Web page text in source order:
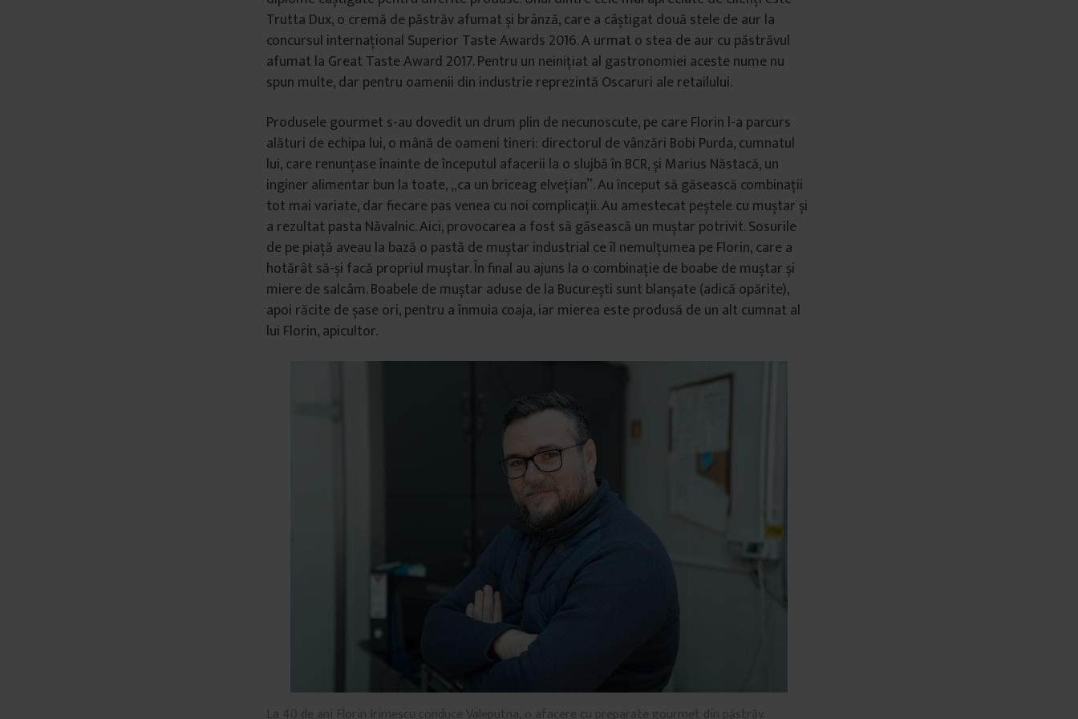
Trutta Dux, o cremă de păstrăv afumat și brânză, care a câștigat două stele de aur la
concursul internațional Superior Taste Awards 2016. A urmat o stea de aur cu păstrăvul
afumat la Great Taste Award 2017. Pentru un neinițiat al gastronomiei aceste nume nu
spun multe, dar pentru oamenii din industrie reprezintă Oscaruri ale retailului.
Produsele gourmet s-au dovedit un drum plin de necunoscute, pe care Florin l-a parcurs
alături de echipa lui, o mână de oameni tineri: directorul de vânzări Bobi Purda, cumnatul
lui, care renunțase înainte de începutul afacerii la o slujbă în BCR, și Marius Năstacă, un
inginer alimentar bun la toate, „ca un briceag elvețian”. Au început să găsească combinații
tot mai variate, dar fiecare pas venea cu noi complicații. Au amestecat peștele cu muștar și
a rezultat pasta Năvalnic. Aici, provocarea a fost să găsească un muștar potrivit. Sosurile
de pe piață aveau la bază o pastă de muștar industrial ce îl nemulțumea pe Florin, care a
hotărât să-și facă propriul muștar. În final au ajuns la o combinație de boabe de muștar și
miere de salcâm. Boabele de muștar aduse de la București sunt blanșate (adică opărite),
apoi răcite de șase ori, pentru a înmuia coaja, iar mierea este produsă de un alt cumnat al
lui Florin, apicultor.